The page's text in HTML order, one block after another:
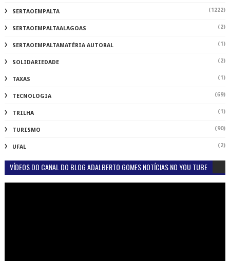
SERTAOEMPALTA (1222)
SERTAOEMPALTAALAGOAS (2)
SERTAOEMPALTAMATÉRIA AUTORAL (1)
SOLIDARIEDADE (2)
TAXAS (1)
TECNOLOGIA (69)
TRILHA (1)
TURISMO (90)
UFAL (2)
VÍDEOS DO CANAL DO BLOG ADALBERTO GOMES NOTÍCIAS NO YOU TUBE